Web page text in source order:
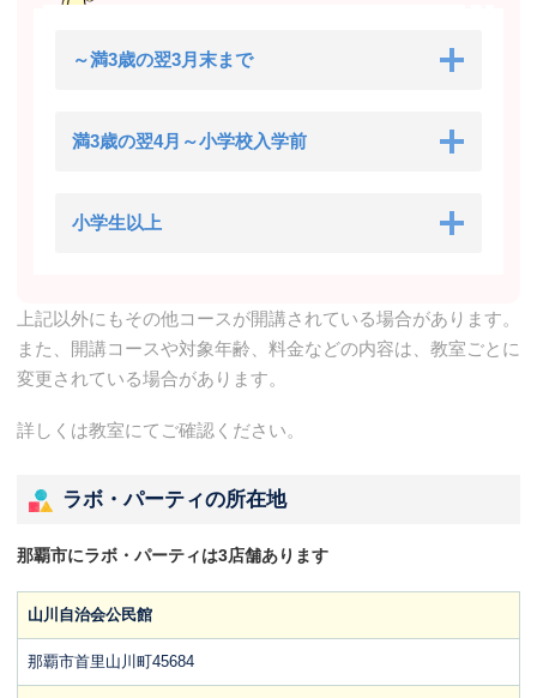
～満3歳の翌3月末まで
満3歳の翌4月～小学校入学前
小学生以上
上記以外にもその他コースが開講されている場合があります。
また、開講コースや対象年齢、料金などの内容は、教室ごとに
変更されている場合があります。
詳しくは教室にてご確認ください。
ラボ・パーティの所在地
那覇市にラボ・パーティは3店舗あります
山川自治会公民館
那覇市首里山川町45684